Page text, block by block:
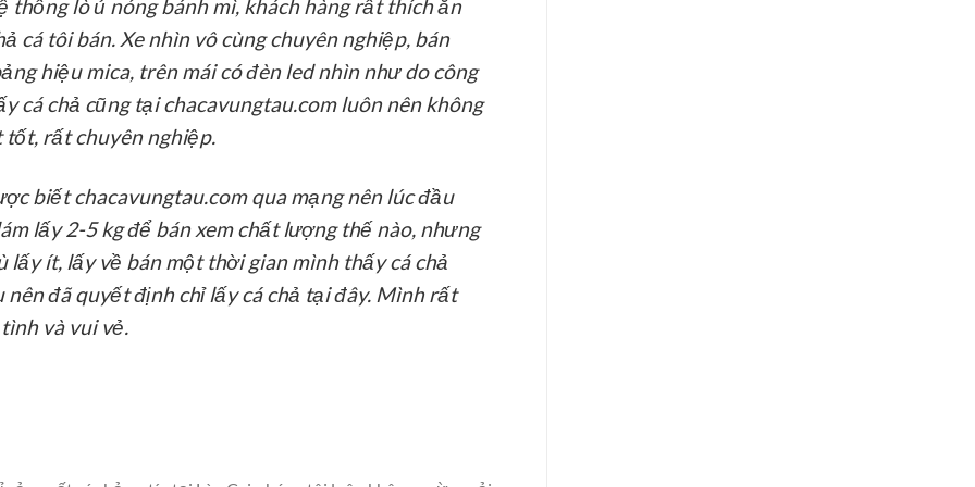
thống lò ủ nóng bánh mì, khách hàng rất thích ăn
cá tôi bán. Xe nhìn vô cùng chuyên nghiệp, bán
hiệu mica, trên mái có đèn led nhìn như do công
cá chả cũng tại chacavungtau.com luôn nên không
rất chuyên nghiệp.
biết chacavungtau.com qua mạng nên lúc đầu
lấy 2-5 kg để bán xem chất lượng thế nào, nhưng
ít, lấy về bán một thời gian mình thấy cá chả
đã quyết định chỉ lấy cá chả tại đây. Mình rất
và vui vẻ.